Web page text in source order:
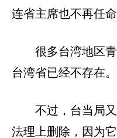
连省主席也不再任命
很多台湾地区
台湾省已经不存在。
不过，台当局
法理上删除，因为